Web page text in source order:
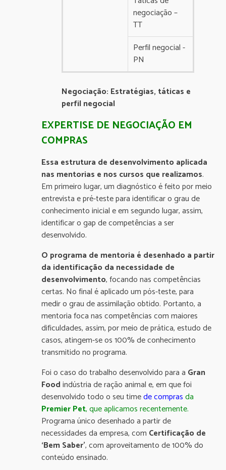
negociação –
TT
Perfil negocial -
PN
Negociação: Estratégias, táticas e
perfil negocial
EXPERTISE DE NEGOCIAÇÃO EM
COMPRAS
Essa estrutura de desenvolvimento aplicada
nas mentorias e nos cursos que realizamos.
Em primeiro lugar, um diagnóstico é feito por meio
entrevista e pré-teste para identificar o grau de
conhecimento inicial e em segundo lugar, assim,
identificar o gap de competências a ser
desenvolvido.
O programa de mentoria é desenhado a partir
da identificação da necessidade de
desenvolvimento, focando nas competências
certas. No final é aplicado um pós-teste, para
medir o grau de assimilação obtido. Portanto, a
mentoria foca nas competências com maiores
dificuldades, assim, por meio de prática, estudo de
casos, atingem-se os 100% de conhecimento
transmitido no programa.
Foi o caso do trabalho desenvolvido para a Gran
Foodindústria de ração animal e, em que foi
desenvolvido todo o seu timede comprasda
Premier Pet, que aplicamos recentemente.
Programa único desenhado a partir de
necessidades da empresa, com Certificação de
‘Bem Saber’, com aproveitamento de 100% do
conteúdo ensinado.